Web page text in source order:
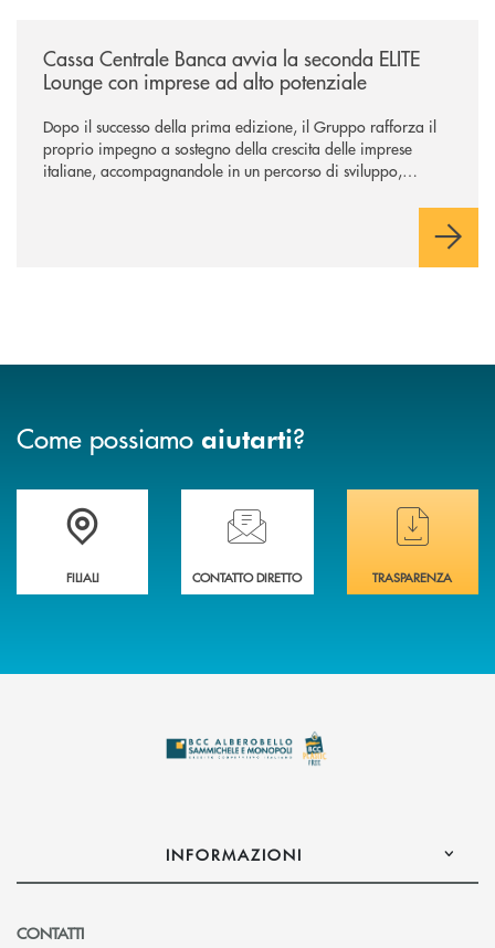
Cassa Centrale Banca avvia la seconda ELITE
Lounge con imprese ad alto potenziale
Dopo il successo della prima edizione, il Gruppo rafforza il
proprio impegno a sostegno della crescita delle imprese
italiane, accompagnandole in un percorso di sviluppo,
Come possiamo aiutarti?
Trova la filiale più vicina a te
FILIALI
Hai bisogno di assistenza immediata ?
CONTATTO DIRETTO
Hai bisogno di
TRASPARENZA
INFORMAZIONI
CONTATTI